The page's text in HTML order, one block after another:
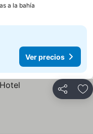
a la bahía
Ver precios
Compartir